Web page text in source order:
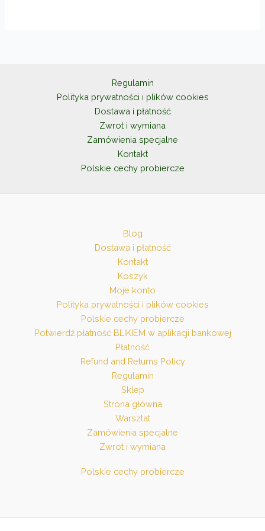
na
stronie
produktu
Regulamin
Polityka prywatności i plików cookies
Dostawa i płatność
Zwrot i wymiana
Zamówienia specjalne
Kontakt
Polskie cechy probiercze
Blog
Dostawa i płatność
Kontakt
Koszyk
Moje konto
Polityka prywatności i plików cookies
Polskie cechy probiercze
Potwierdź płatność BLIKIEM w aplikacji bankowej
Płatność
Refund and Returns Policy
Regulamin
Sklep
Strona główna
Warsztat
Zamówienia specjalne
Zwrot i wymiana
Polskie cechy probiercze